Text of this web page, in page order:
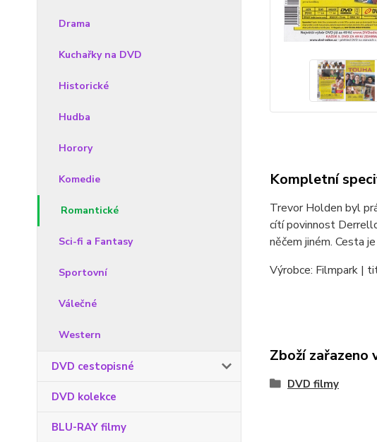
Drama
Kuchařky na DVD
Historické
Hudba
Horory
Komedie
Romantické
Sci-fi a Fantasy
Sportovní
Válečné
Western
DVD cestopisné
DVD kolekce
BLU-RAY filmy
Kompletní
Trevor Holden byl
cítí povinnost
něčem jiném. Cesta
Výrobce: Filmpark |
Zboží zařazeno
DVD filmy